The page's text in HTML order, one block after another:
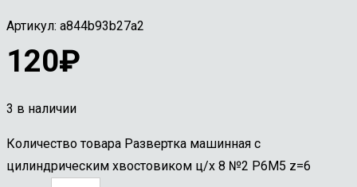
Артикул: a844b93b27a2
120₽
3 в наличии
Количество товара Развертка машинная с
цилиндрическим хвостовиком ц/х 8 №2 Р6М5 z=6